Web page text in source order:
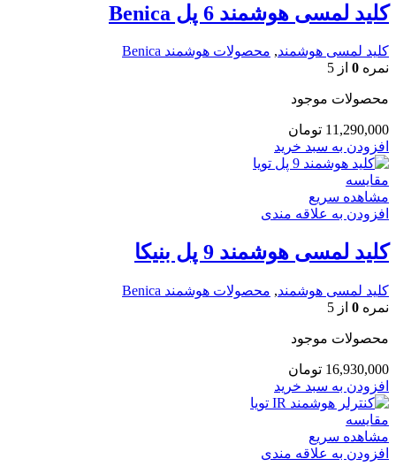
کلید لمسی هوشمند 6 پل Benica
کلید لمسی هوشمند, محصولات هوشمند Benica
نمره 0 از 5
محصولات موجود
11,290,000 تومان
افزودن به سبد خرید
مقایسه
مشاهده سریع
افزودن به علاقه مندی
کلید لمسی هوشمند 9 پل بنیکا
کلید لمسی هوشمند, محصولات هوشمند Benica
نمره 0 از 5
محصولات موجود
16,930,000 تومان
افزودن به سبد خرید
مقایسه
مشاهده سریع
افزودن به علاقه مندی